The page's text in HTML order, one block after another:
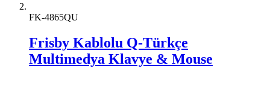
FK-4865QU
Frisby Kablolu Q-Türkçe
Multimedya Klavye & Mouse